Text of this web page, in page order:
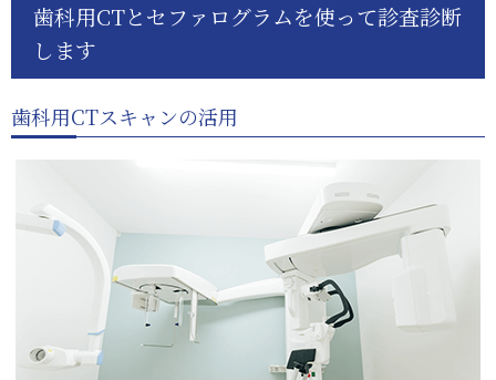
歯科用CTとセファログラムを使って診査診断
します
歯科用CTスキャンの活用